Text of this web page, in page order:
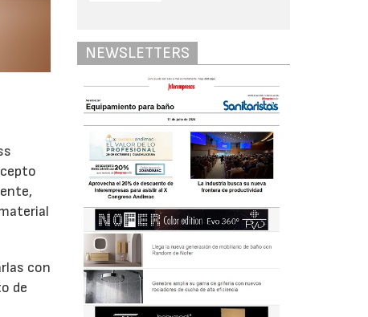
con
de
NEWSLETTERS